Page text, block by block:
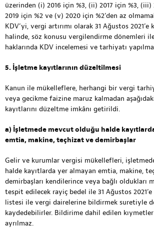
üzerinden (i) 2016 için %3, (ii) 2017 için %3, (iii)
2019 için %2 ve (v) 2020 için %2’den az
KDV’yi, vergi artırımı olarak 31 Ağustos
halinde, söz konusu vergilendirme dönemleri
haklarında KDV incelemesi ve tarhiyatı
5. İşletme kayıtlarının düzeltilmesi
Kanun ile mükelleflere, herhangi bir vergi
veya gecikme faizine maruz kalmadan
kayıtlarını düzeltme imkânı getirildi.
a) İşletmede mevcut olduğu halde
emtia, makine, teçhizat ve demirbaşlar
Gelir ve kurumlar vergisi mükellefleri,
halde kayıtlarda yer almayan emtia, makine,
demirbaşları kendilerince veya bağlı oldukları
tespit edilecek rayiç bedel ile 31 Ağustos
listesi ile vergi dairelerine bildirmek suretiyle
kaydedebilirler. Bildirime dahil edilen
ayrılmaz.